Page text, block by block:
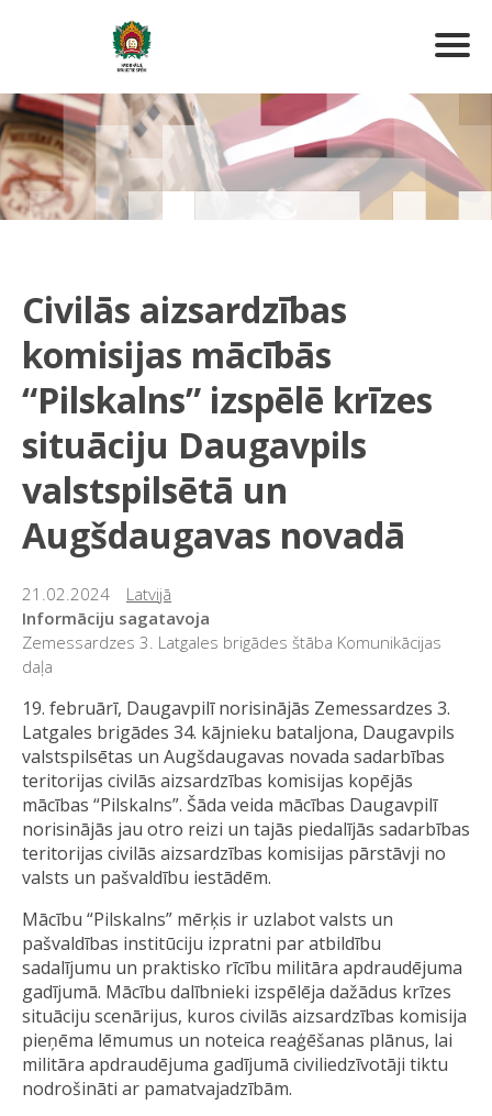
Civilās aizsardzības
komisijas mācībās
“Pilskalns” izspēlē krīzes
situāciju Daugavpils
valstspilsētā un
Augšdaugavas novadā
21.02.2024
Latvijā
Informāciju sagatavoja
Zemessardzes 3. Latgales brigādes štāba Komunikācijas
daļa
19. februārī, Daugavpilī norisinājās Zemessardzes 3.
Latgales brigādes 34. kājnieku bataljona, Daugavpils
valstspilsētas un Augšdaugavas novada sadarbības
teritorijas civilās aizsardzības komisijas kopējās
mācības “Pilskalns”. Šāda veida mācības Daugavpilī
norisinājās jau otro reizi un tajās piedalījās sadarbības
teritorijas civilās aizsardzības komisijas pārstāvji no
valsts un pašvaldību iestādēm.
Mācību “Pilskalns” mērķis ir uzlabot valsts un
pašvaldības institūciju izpratni par atbildību
sadalījumu un praktisko rīcību militāra apdraudējuma
gadījumā. Mācību dalībnieki izspēlēja dažādus krīzes
situāciju scenārijus, kuros civilās aizsardzības komisija
pieņēma lēmumus un noteica reaģēšanas plānus, lai
militāra apdraudējuma gadījumā civiliedzīvotāji tiktu
nodrošināti ar pamatvajadzībām.